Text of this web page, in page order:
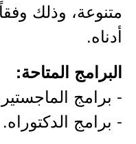
متنوعة، وذلك
أدناه.
البرامج المتاحة:
- برامج
- برامج الدكتوراه.